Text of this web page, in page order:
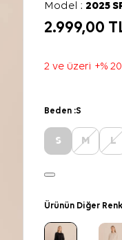
Model :2025
2.999,00
2 ve üzeri +%
Beden :S
S M L
Ürünün Diğer